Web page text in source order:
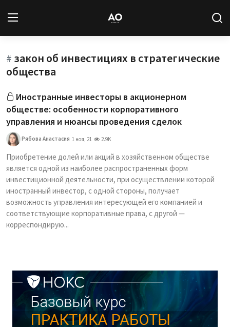
Вход Регистрация
Статьи
Авторы
Архив
База знаний
Подписка
# закон об инвестициях в стратегические
общества
Иностранные инвесторы в акционерном
обществе: особенности корпоративного
управления и нюансы проведения сделок
Рябова Анастасия 1 ноя, 21 2.9K
Приобретение долей или акций в хозяйственном обществе
является одной из наиболее распространенных форм
инвестиционной деятельности, при осуществлении которой
иностранный инвестор, с одной стороны, получает
возможность управления интересующей его компанией и
соответствующие корпоративные права, с другой —
корреспондирую...